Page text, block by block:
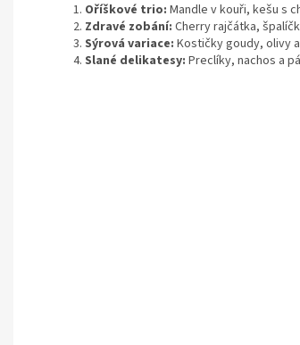
Oříškové trio: Mandle v kouři, kešu s
Zdravé zobání: Cherry rajčátka,
Sýrová variace: Kostičky goudy, olivy
Slané delikatesy: Preclíky, nachos a